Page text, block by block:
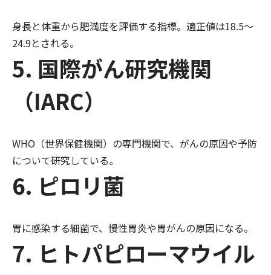
身長と体重から肥満度を評価する指標。適正値は18.5～
24.9とされる。
5. 国際がん研究機関
（IARC）
WHO（世界保健機関）の専門機関で、がんの原因や予防
について研究している。
6. ピロリ菌
胃に感染する細菌で、慢性胃炎や胃がんの原因になる。
7. ヒトパピローマウイル